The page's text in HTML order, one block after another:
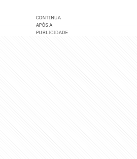
CONTINUA
APÓS A
PUBLICIDADE